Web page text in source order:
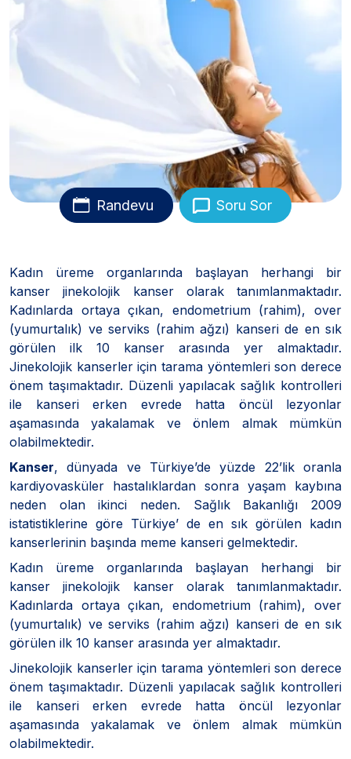
Randevu Soru Sor
Kadın üreme organlarında başlayan herhangi bir
kanser jinekolojik kanser olarak tanımlanmaktadır.
Kadınlarda ortaya çıkan, endometrium (rahim), over
(yumurtalık) ve serviks (rahim ağzı) kanseri de en sık
görülen ilk 10 kanser arasında yer almaktadır.
Jinekolojik kanserler için tarama yöntemleri son derece
önem taşımaktadır. Düzenli yapılacak sağlık kontrolleri
ile kanseri erken evrede hatta öncül lezyonlar
aşamasında yakalamak ve önlem almak mümkün
olabilmektedir.
Kanser, dünyada ve Türkiye’de yüzde 22’lik oranla
kardiyovasküler hastalıklardan sonra yaşam kaybına
neden olan ikinci neden. Sağlık Bakanlığı 2009
istatistiklerine göre Türkiye’ de en sık görülen kadın
kanserlerinin başında meme kanseri gelmektedir.
Kadın üreme organlarında başlayan herhangi bir
kanser jinekolojik kanser olarak tanımlanmaktadır.
Kadınlarda ortaya çıkan, endometrium (rahim), over
(yumurtalık) ve serviks (rahim ağzı) kanseri de en sık
görülen ilk 10 kanser arasında yer almaktadır.
Jinekolojik kanserler için tarama yöntemleri son derece
önem taşımaktadır. Düzenli yapılacak sağlık kontrolleri
ile kanseri erken evrede hatta öncül lezyonlar
aşamasında yakalamak ve önlem almak mümkün
olabilmektedir.